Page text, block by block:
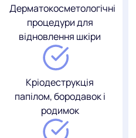
Дерматокосметологічні
процедури для
відновлення шкіри
Кріодеструкція
папілом, бородавок і
родимок